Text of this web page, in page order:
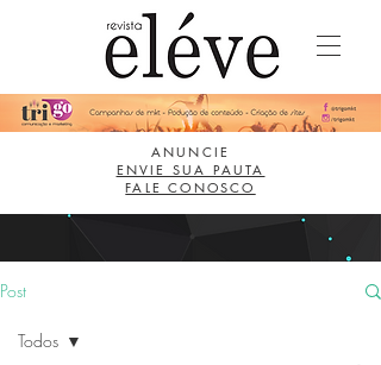
ANUNCIE
ENVIE SUA PAUTA
FALE CONOSCO
Post
Todos